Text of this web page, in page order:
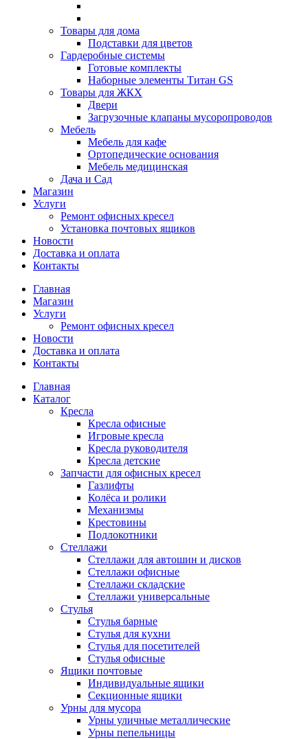
Товары для дома
Подставки для цветов
Гардеробные системы
Готовые комплекты
Наборные элементы Титан GS
Товары для ЖКХ
Двери
Загрузочные клапаны мусоропроводов
Мебель
Мебель для кафе
Ортопедические основания
Мебель медицинская
Дача и Сад
Магазин
Услуги
Ремонт офисных кресел
Установка почтовых ящиков
Новости
Доставка и оплата
Контакты
Главная
Магазин
Услуги
Ремонт офисных кресел
Новости
Доставка и оплата
Контакты
Главная
Каталог
Кресла
Кресла офисные
Игровые кресла
Кресла руководителя
Кресла детские
Запчасти для офисных кресел
Газлифты
Колёса и ролики
Механизмы
Крестовины
Подлокотники
Стеллажи
Стеллажи для автошин и дисков
Стеллажи офисные
Стеллажи складские
Стеллажи универсальные
Стулья
Стулья барные
Стулья для кухни
Стулья для посетителей
Стулья офисные
Ящики почтовые
Индивидуальные ящики
Секционные ящики
Урны для мусора
Урны уличные металлические
Урны пепельницы